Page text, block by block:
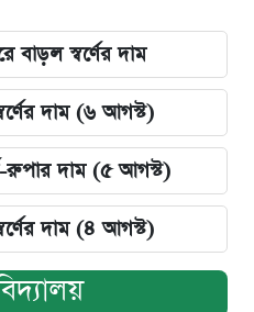
বাড়ল স্বর্ণের দাম
দাম (৬ আগস্ট)
রুপার দাম (৫ আগস্ট)
দাম (৪ আগস্ট)